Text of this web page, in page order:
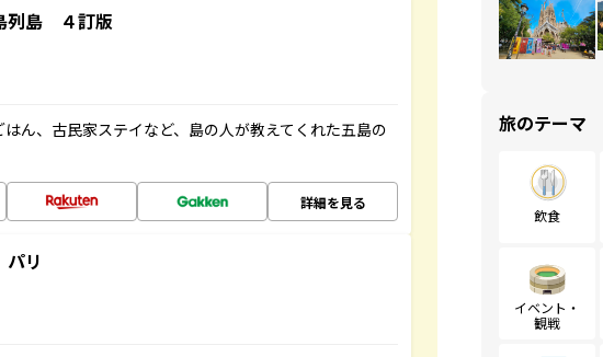
島 ４訂版
ん、古民家ステイなど、島の人が教えてくれた五島の
詳細を見る
リ
旅のテーマ
飲食
イベント・
観戦